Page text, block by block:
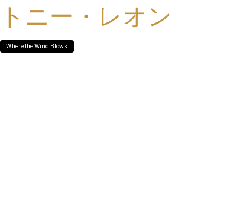
トニー・レオン
Where the Wind Blows